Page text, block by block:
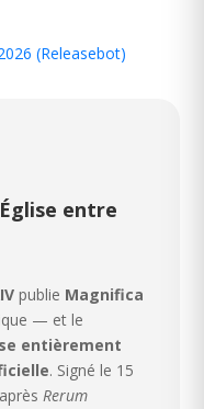
(Releasebot)
entre
publie Magnifica
— et le
entièrement
. Signé le 15
Rerum